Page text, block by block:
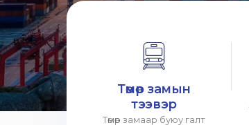
Төмөр замын
тээвэр
Төмөр замаар буюу галт